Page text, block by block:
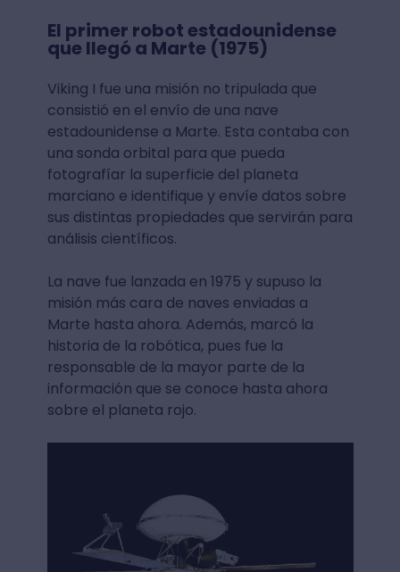
El primer robot estadounidense
que llegó a Marte (1975)
Viking I fue una misión no tripulada que
consistió en el envío de una nave
estadounidense a Marte. Esta contaba con
una sonda orbital para que pueda
fotografíar la superficie del planeta
marciano e identifique y envíe datos sobre
sus distintas propiedades que servirán para
análisis científicos.
La nave fue lanzada en 1975 y supuso la
misión más cara de naves enviadas a
Marte hasta ahora. Además, marcó la
historia de la robótica, pues fue la
responsable de la mayor parte de la
información que se conoce hasta ahora
sobre el planeta rojo.